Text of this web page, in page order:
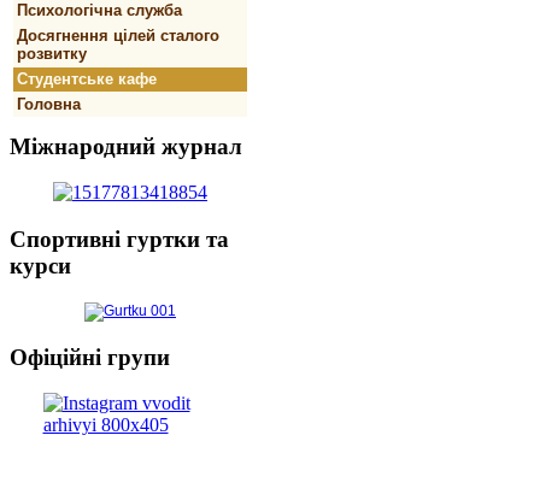
Психологічна служба
Досягнення цілей сталого
розвитку
Студентське кафе
Головна
Міжнародний журнал
Спортивнi гуртки та
курси
Офіційні групи